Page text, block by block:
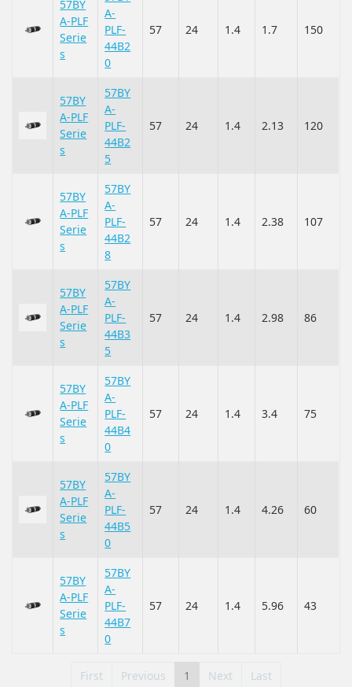
57BY
A-PLF
Serie
s
A-
PLF-
44B2
0
57 24 1.4 1.7 150
57BY
A-PLF
Serie
s
57BY
A-
PLF-
44B2
5
57 24 1.4 2.13 120
57BY
A-PLF
Serie
s
57BY
A-
PLF-
44B2
8
57 24 1.4 2.38 107
57BY
A-PLF
Serie
s
57BY
A-
PLF-
44B3
5
57 24 1.4 2.98 86
57BY
A-PLF
Serie
s
57BY
A-
PLF-
44B4
0
57 24 1.4 3.4 75
57BY
A-PLF
Serie
s
57BY
A-
PLF-
44B5
0
57 24 1.4 4.26 60
57BY
A-PLF
Serie
s
57BY
A-
PLF-
44B7
0
57 24 1.4 5.96 43
First Previous 1 Next Last